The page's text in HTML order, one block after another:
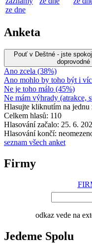
ze dne
Anketa
Pouť v Deštné - jste
Ano zcela (38%)
Ano mohlo by toho být i
Ne je toho málo (45%)
Ne mám výhrady (atrakce,
Hlasujte kliknutím na jednu
Celkem hlasů: 110
Hlasování začalo: 25. 6.
Hlasování končí:
seznam všech anket
Firmy
odkaz vede na
Jedeme Spolu